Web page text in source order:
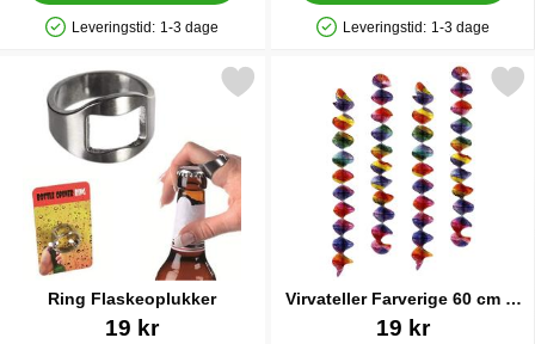
Produkttilgængelighed: På lager
Leveringstid: 1-3 dage
Produkttilgængelighed: På lager
Leveringstid: 1-3 dage
Ring Flaskeoplukker
Varenr 1955719 kr
Markér ring Flaskeoplukker som favorit
Virvateller Farverige 60 cm 4-
pak
Varenr 9007419 kr
Markér virvateller Farverige